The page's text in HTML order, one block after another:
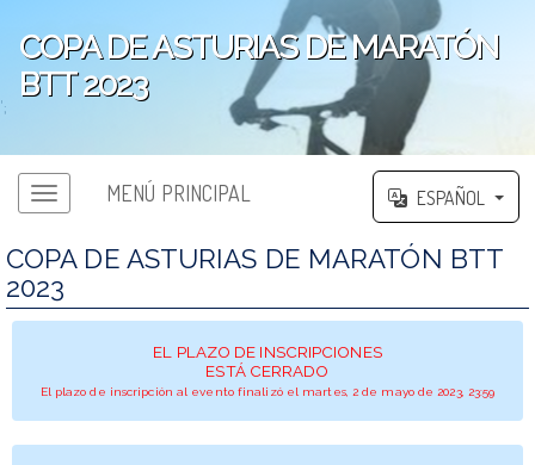
COPA DE ASTURIAS DE MARATÓN
BTT 2023
';
MENÚ PRINCIPAL ESPAÑOL
COPA DE ASTURIAS DE MARATÓN BTT
2023
EL PLAZO DE INSCRIPCIONES
ESTÁ CERRADO
El plazo de inscripción al evento finalizó el martes, 2 de mayo de 2023, 23:59